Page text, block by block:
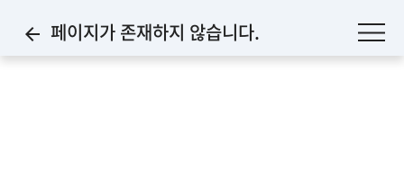
arrow_back_ios
페이지가 존재하지 않습니다.